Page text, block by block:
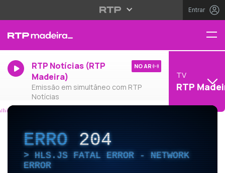
Entrar
RTP Notícias (RTP
Madeira)
Emissão em simultâneo com RTP
Notícias
NO AR
TV
RTP
ERRO204
HLS.JS FATAL ERROR - NETWORK
ERROR